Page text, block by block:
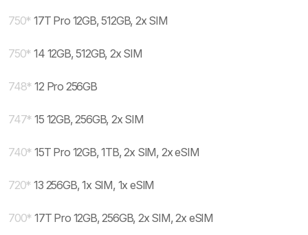
750* 17T Pro 12GB, 512GB, 2x SIM
750* 14 12GB, 512GB, 2x SIM
748* 12 Pro 256GB
747* 15 12GB, 256GB, 2x SIM
740* 15T Pro 12GB, 1TB, 2x SIM, 2x eSIM
720* 13 256GB, 1x SIM, 1x eSIM
700* 17T Pro 12GB, 256GB, 2x SIM, 2x eSIM